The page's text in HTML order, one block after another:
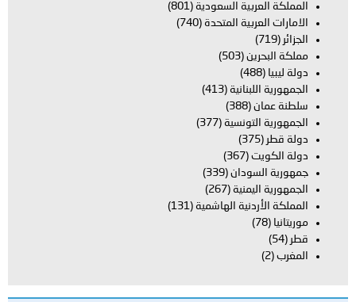
المملكة العربية السعودية (801)
الامارات العربية المتحدة (740)
الجزائر (719)
مملكة البحرين (503)
دولة ليبيا (488)
الجمهورية اللبنانية (413)
سلطنة عمان (388)
الجمهورية التونسية (377)
دولة قطر (375)
دولة الكويت (367)
جمهورية السودان (339)
الجمهورية اليمنية (267)
المملكة الأردنية الهاشمية (131)
موريتانيا (78)
قطر (54)
المغرب (2)